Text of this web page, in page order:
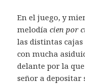
En el juego, y
melodíacien por
las distintas
con mucha
delante por la
señor a